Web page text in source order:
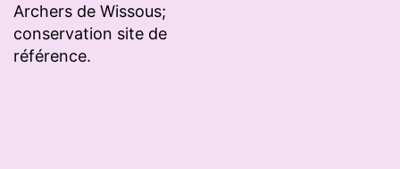
Archers de Wissous;
conservation site de
référence.